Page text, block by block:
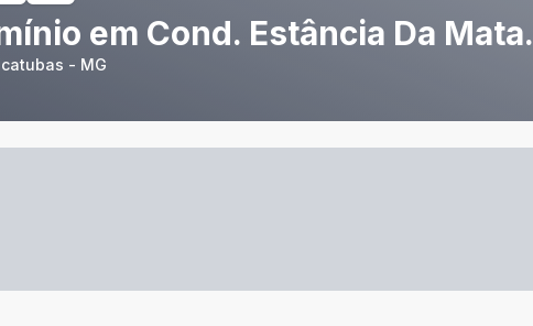
em Cond. Estância Da Mata.
- MG